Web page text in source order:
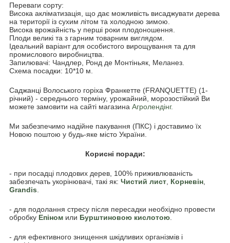
Переваги сорту:
Висока акліматизація, що дає можливість висаджувати дерева
на території із сухим літом та холодною зимою.
Висока врожайність у перші роки плодоношення.
Плоди великі та з гарним товарним виглядом.
Ідеальний варіант для особистого вирощування та для
промислового виробництва.
Запилювачі: Чандлер, Ронд де Монтіньяк, Меланез.
Схема посадки: 10*10 м.
Саджанці Волоського горіха Франкетте (FRANQUETTE) (1-
річний) - середнього терміну, урожайний, морозостійкий Ви
можете замовити на сайті магазина Агролендінг.
Ми забезпечимо надійне пакування (ПКС) і доставимо їх
Новою поштою у будь-яке місто України.
Корисні поради:
- при посадці плодових дерев, 100% приживлюваність
забезпечать укорінювачі, такі як: Чистий лист Корневін
Grandis
- для подолання стресу після пересадки необхідно провести
обробку Епіном или Бурштиновою кислотою
- для ефективного знищення шкідливих організмів і